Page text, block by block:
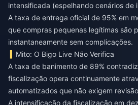
intensificada (espelhando cenários de
A taxa de entrega oficial de 95% em
que compras pequenas legítimas são
instantaneamente sem complicações.
Mito: O Bigo Live Não Verifica
A taxa de banimento de 89%
fiscalização opera continuamente
automatizados que não exigem
A intensificação da fiscalização em